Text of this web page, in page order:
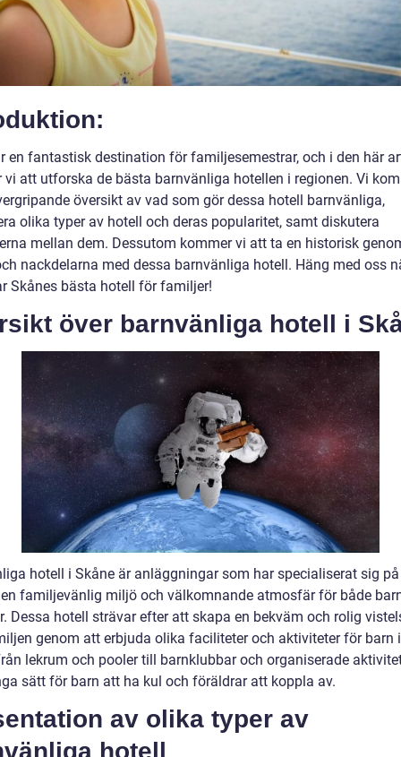
en fantastisk destination för familjesemestrar, och i den här
vi att utforska de bästa barnvänliga hotellen i regionen. Vi
översikt av vad som gör dessa hotell barnvänliga,
olika typer av hotell och deras popularitet, samt diskutera
mellan dem. Dessutom kommer vi att ta en historisk
nackdelarna med dessa barnvänliga hotell. Häng med oss
Skånes bästa hotell för familjer!
över barnvänliga hotell i
hotell i Skåne är anläggningar som har specialiserat sig
familjevänlig miljö och välkomnande atmosfär för både
Dessa hotell strävar efter att skapa en bekväm och rolig
genom att erbjuda olika faciliteter och aktiviteter för barn
lekrum och pooler till barnklubbar och organiserade
sätt för barn att ha kul och föräldrar att koppla av.
av olika typer av
hotell